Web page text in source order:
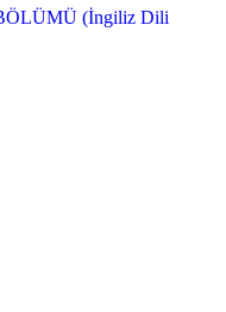
(İngiliz Dili